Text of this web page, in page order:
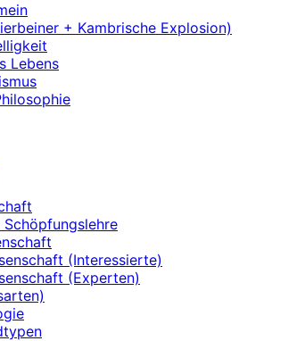
+ Kambrische Explosion)
Lebens
(Interessierte)
(Experten)